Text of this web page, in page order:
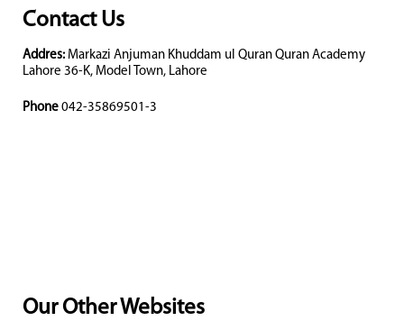
Contact Us
Addres: Markazi Anjuman Khuddam ul Quran Quran Academy
Lahore 36-K, Model Town, Lahore
Phone 042-35869501-3
Our Other Websites